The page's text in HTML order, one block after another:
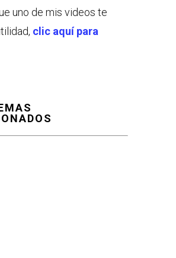
uno de mis videos te
clic aquí para